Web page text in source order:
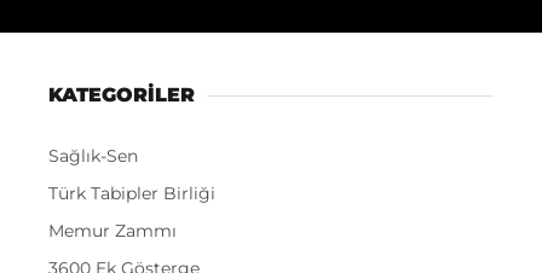
KATEGORİLER
Sağlık-Sen
Türk Tabipler Birliği
Memur Zammı
3600 Ek Gösterge